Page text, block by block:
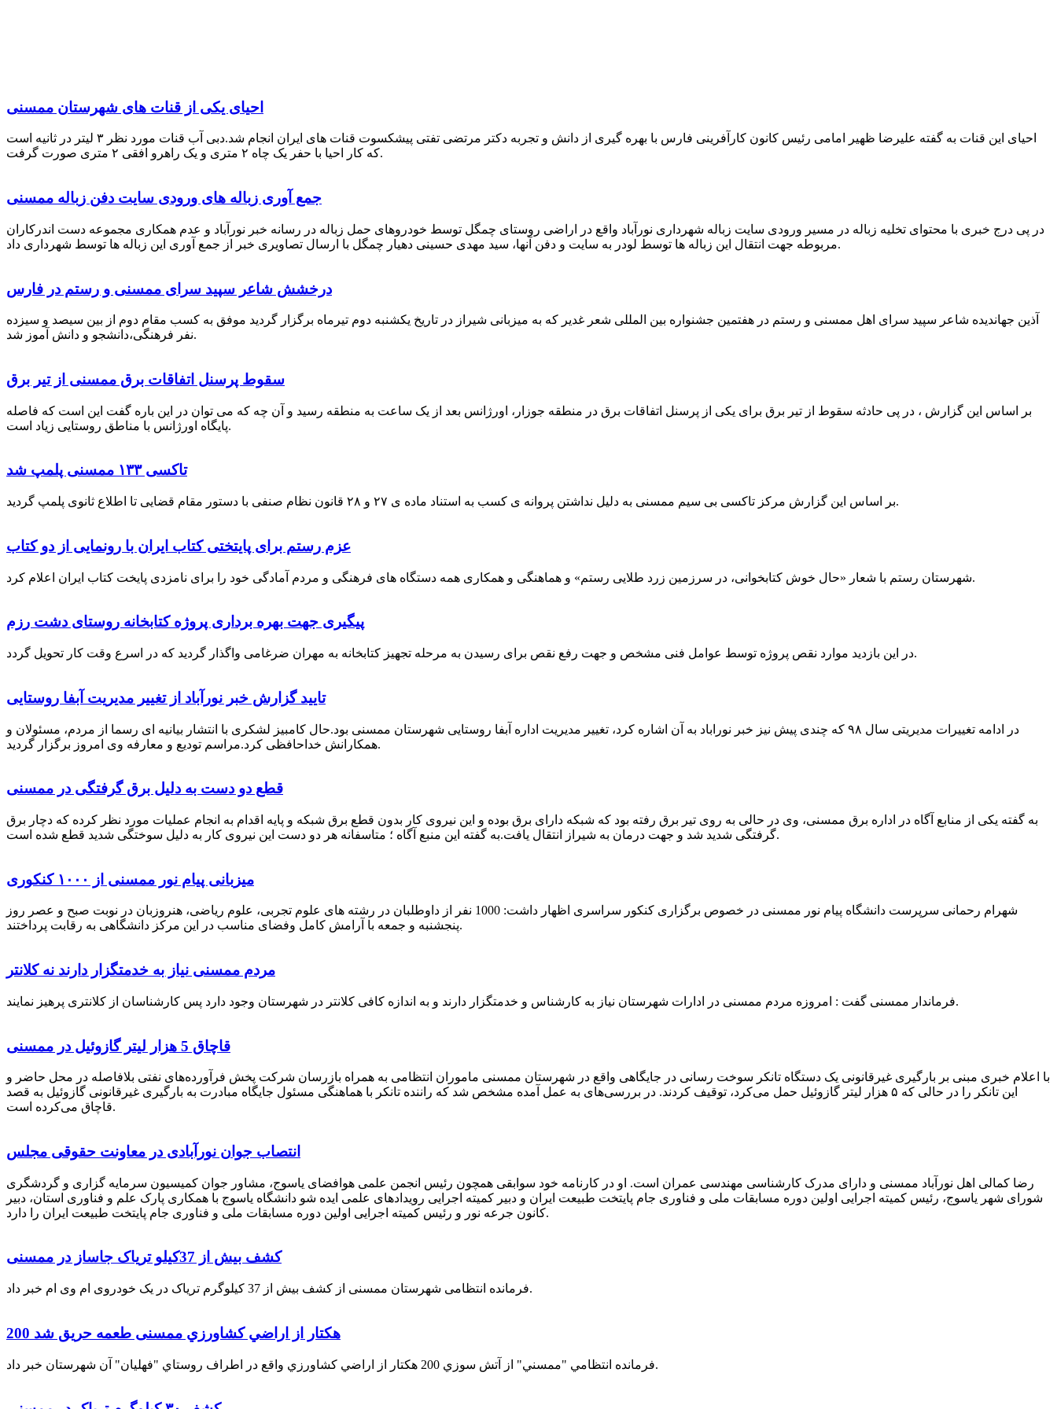
احیای یکی از قنات های شهرستان ممسنی
احیای این قنات به گفته علیرضا ظهیر امامی رئیس کانون کارآفرینی فارس با بهره گیری از دانش و تجربه دکتر مرتضی تفتی پیشکسوت قنات های ایران انجام شد.دبی آب قنات مورد نظر ۳ لیتر در ثانیه است
که کار احیا با حفر یک چاه ۲ متری و یک راهرو افقی ۲ متری صورت گرفت.
جمع آوری زباله های ورودی سایت دفن زباله ممسنی
در پی درج خبری با محتوای تخلیه زباله در مسیر ورودی سایت زباله شهرداری نورآباد واقع در اراضی روستای چمگل توسط خودروهای حمل زباله در رسانه خبر نورآباد و عدم همکاری مجموعه دست اندرکاران
مربوطه جهت انتقال این زباله ها توسط لودر به سایت و دفن آنها، سید مهدی حسینی دهیار چمگل با ارسال تصاویری خبر از جمع آوری این زباله ها توسط شهرداری داد.
درخشش شاعر سپید سرای ممسنی و رستم در فارس
آذین جهاندیده شاعر سپید سرای اهل ممسنی و رستم در هفتمین جشنواره بین المللی شعر غدیر که به میزبانی شیراز در تاریخ یکشنبه دوم تیرماه برگزار گردید موفق به کسب مقام دوم از بین سیصد و سیزده
نفر فرهنگی،دانشجو و دانش آموز شد.
سقوط پرسنل اتفاقات برق ممسنی از تیر برق
بر اساس این گزارش ، در پی حادثه سقوط از تیر برق برای یکی از پرسنل اتفاقات برق در منطقه جوزار، اورژانس بعد از یک ساعت به منطقه رسید و آن چه که می توان در این باره گفت این است که فاصله
پایگاه اورژانس با مناطق روستایی زیاد است.
تاکسی ۱۳۳ ممسنی پلمپ شد
بر اساس این گزارش مرکز تاکسی بی سیم ممسنی به دلیل نداشتن پروانه ی کسب به استناد ماده ی ۲۷ و ۲۸ قانون نظام صنفی با دستور مقام قضایی تا اطلاع ثانوی پلمپ گردید.
عزم رستم برای پایتختی کتاب ایران با رونمایی از دو کتاب
شهرستان رستم با شعار «حال خوش کتابخوانی، در سرزمین زرد طلایی رستم» و هماهنگی و همکاری همه دستگاه های فرهنگی و مردم آمادگی خود را برای نامزدی پایخت کتاب ایران اعلام کرد.
پیگیری جهت بهره برداری پروژه کتابخانه روستای دشت رزم
در این بازدید موارد نقص پروژه توسط عوامل فنی مشخص و جهت رفع نقص برای رسیدن به مرحله تجهیز کتابخانه به مهران ضرغامی واگذار گردید که در اسرع وقت کار تحویل گردد.
تایید گزارش خبر نورآباد از تغییر مدیریت آبفا روستایی
در ادامه تغییرات مدیریتی سال ۹۸ که چندی پیش نیز خبر نوراباد به آن اشاره کرد، تغییر مدیریت اداره آبفا روستایی شهرستان ممسنی بود.حال کامبیز لشکری با انتشار بیانیه ای رسما از مردم، مسئولان و
همکارانش خداحافظی کرد.مراسم تودیع و معارفه وی امروز برگزار گردید.
قطع دو دست به دلیل برق گرفتگی در ممسنی
به گفته یکی از منابع آگاه در اداره برق ممسنی، وی در حالی به روی تیر برق رفته بود که شبکه دارای برق بوده و این نیروی کار بدون قطع برق شبکه و پایه اقدام به انجام عملیات مورد نظر کرده که دچار برق
گرفتگی شدید شد و جهت درمان به شیراز انتقال یافت.به گفته این منبع آگاه ؛ متاسفانه هر دو دست این نیروی کار به دلیل سوختگی شدید قطع شده است.
میزبانی پیام نور ممسنی از ۱۰۰۰ کنکوری
شهرام رحمانی سرپرست دانشگاه پیام نور ممسنی در خصوص برگزاری کنکور سراسری اظهار داشت: 1000 نفر از داوطلبان در رشته های علوم تجربی، علوم ریاضی، هنروزبان در نوبت صبح و عصر روز
پنجشنبه و جمعه با آرامش کامل وفضای مناسب در این مرکز دانشگاهی به رقابت پرداختند.
مردم ممسنی نیاز به خدمتگزار دارند نه کلانتر
فرماندار ممسنی گفت : امروزه مردم ممسنی در ادارات شهرستان نیاز به کارشناس و خدمتگزار دارند و به اندازه کافی کلانتر در شهرستان وجود دارد پس کارشناسان از کلانتری پرهیز نمایند.
قاچاق 5 هزار لیتر گازوئیل در ممسنی
با اعلام خبری مبنی بر بارگیری غیرقانونی یک دستگاه تانکر سوخت رسانی در جایگاهی واقع در شهرستان ممسنی ماموران انتظامی به همراه بازرسان شرکت پخش فرآورده‌های نفتی بلافاصله در محل حاضر و
این تانکر را در حالی که ۵ هزار لیتر گازوئیل حمل می‌کرد، توقیف کردند. در بررسی‌های به عمل آمده مشخص شد که راننده تانکر با هماهنگی مسئول جایگاه مبادرت به بارگیری غیرقانونی گازوئیل به قصد
قاچاق می‌کرده است.
انتصاب جوان نورآبادی در معاونت حقوقی مجلس
رضا کمالی اهل نورآباد ممسنی و دارای مدرک کارشناسی مهندسی عمران است. او در کارنامه خود سوابقی همچون رئیس انجمن علمی هوافضای یاسوج، مشاور جوان کمیسیون سرمایه گزاری و گردشگری
شورای شهر یاسوج، رئیس کمیته اجرایی اولین دوره مسابقات ملی و فناوری جام پایتخت طبیعت ایران و دبیر کمیته اجرایی رویدادهای علمی ایده شو دانشگاه یاسوج با همکاری پارک علم و فناوری استان، دبیر
کانون جرعه نور و رئیس کمیته اجرایی اولین دوره مسابقات ملی و فناوری جام پایتخت طبیعت ایران را دارد.
کشف بیش از 37کیلو تریاک جاساز در ممسنی
فرمانده انتظامی شهرستان ممسنی از کشف بیش از 37 کیلوگرم تریاک در یک خودروی ام وی ام خبر داد.
200 هكتار از اراضي كشاورزي ممسنی طعمه حریق شد
فرمانده انتظامي "ممسني" از آتش سوزي 200 هكتار از اراضي كشاورزي واقع در اطراف روستاي "فهلیان" آن شهرستان خبر داد.